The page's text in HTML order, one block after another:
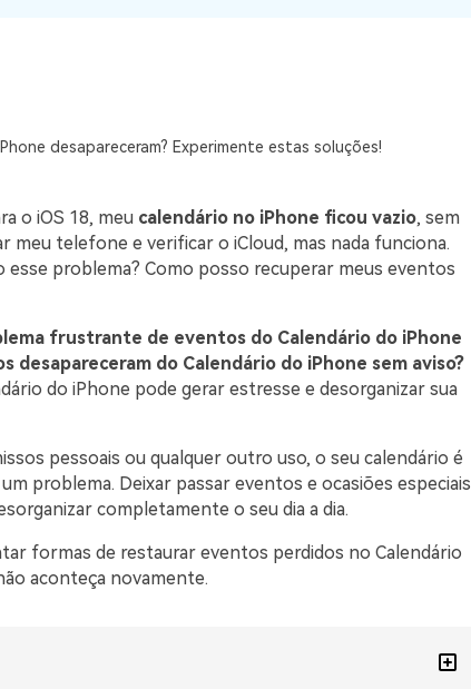
desapareceram? Experimente estas soluções!
o iOS 18, meu calendário no iPhone ficou vazio, sem
meu telefone e verificar o iCloud, mas nada funciona.
problema? Como posso recuperar meus eventos
frustrante de eventos do Calendário do iPhone
desapareceram do Calendário do iPhone sem aviso?
do iPhone pode gerar estresse e desorganizar sua
pessoais ou qualquer outro uso, o seu calendário é
problema. Deixar passar eventos e ocasiões especiais
completamente o seu dia a dia.
formas de restaurar eventos perdidos no Calendário
aconteça novamente.